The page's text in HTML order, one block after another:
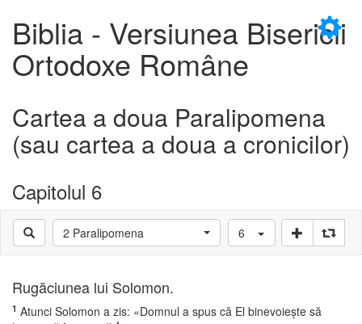
×
Biblia - Versiunea Bisericii
Ortodoxe Române
Cartea a doua Paralipomena
(sau cartea a doua a cronicilor)
Capitolul 6
2 Paralipomena 6
Rugăciunea lui Solomon.
1 Atunci Solomon a zis: «Domnul a spus că El binevoieşte să